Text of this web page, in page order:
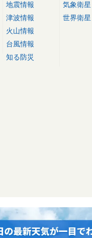
地震情報
津波情報
火山情報
台風情報
知る防災
気象衛星
世界衛星